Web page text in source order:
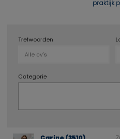
praktijk
Trefwoorden
Categorie